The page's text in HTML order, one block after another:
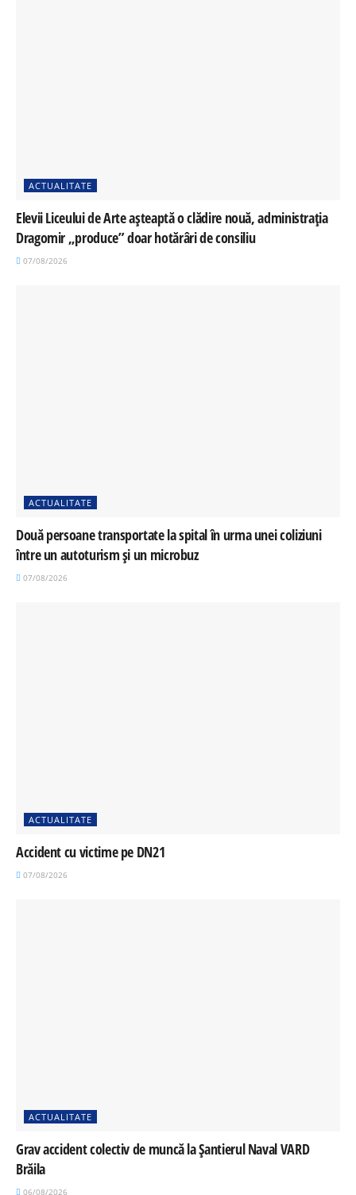
ACTUALITATE
Elevii Liceului de Arte așteaptă o clădire nouă, administrația
Dragomir „produce” doar hotărâri de consiliu
07/08/2026
ACTUALITATE
Două persoane transportate la spital în urma unei coliziuni
între un autoturism și un microbuz
07/08/2026
ACTUALITATE
Accident cu victime pe DN21
07/08/2026
ACTUALITATE
Grav accident colectiv de muncă la Șantierul Naval VARD
Brăila
06/08/2026